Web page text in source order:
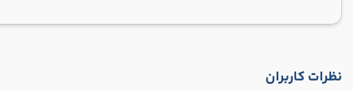
نظرات کاربران